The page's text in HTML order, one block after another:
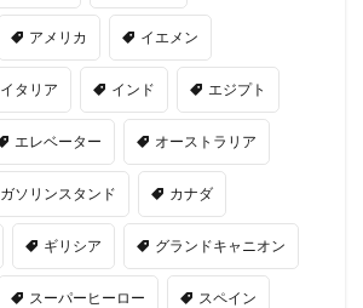
アメリカ イエメン
イタリア インド エジプト
エレベーター オーストラリア
ガソリンスタンド カナダ
ギリシア グランドキャニオン
スーパーヒーロー スペイン